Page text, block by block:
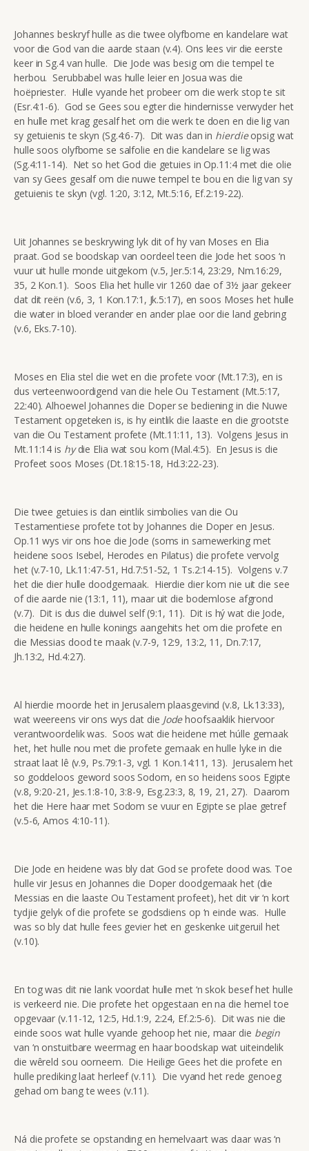
Johannes beskryf hulle as die twee olyfbome en kandelare wat
voor die God van die aarde staan (v.4). Ons lees vir die eerste
keer in Sg.4 van hulle. Die Jode was besig om die tempel te
herbou. Serubbabel was hulle leier en Josua was die
hoëpriester. Hulle vyande het probeer om die werk stop te sit
(Esr.4:1-6). God se Gees sou egter die hindernisse verwyder het
en hulle met krag gesalf het om die werk te doen en die lig van
sy getuienis te skyn (Sg.4:6-7). Dit was dan in hierdieopsig wat
hulle soos olyfbome se salfolie en die kandelare se lig was
(Sg.4:11-14). Net so het God die getuies in Op.11:4 met die olie
van sy Gees gesalf om die nuwe tempel te bou en die lig van sy
getuienis te skyn (vgl. 1:20, 3:12, Mt.5:16, Ef.2:19-22).
Uit Johannes se beskrywing lyk dit of hy van Moses en Elia
praat. God se boodskap van oordeel teen die Jode het soos ‘n
vuur uit hulle monde uitgekom (v.5, Jer.5:14, 23:29, Nm.16:29,
35, 2 Kon.1). Soos Elia het hulle vir 1260 dae of 3½ jaar gekeer
dat dit reën (v.6, 3, 1 Kon.17:1, Jk.5:17), en soos Moses het hulle
die water in bloed verander en ander plae oor die land gebring
(v.6, Eks.7-10).
Moses en Elia stel die wet en die profete voor (Mt.17:3), en is
dus verteenwoordigend van die hele Ou Testament (Mt.5:17,
22:40). Alhoewel Johannes die Doper se bediening in die Nuwe
Testament opgeteken is, is hy eintlik die laaste en die grootste
van die Ou Testament profete (Mt.11:11, 13). Volgens Jesus in
Mt.11:14 is hydie Elia wat sou kom (Mal.4:5). En Jesus is die
Profeet soos Moses (Dt.18:15-18, Hd.3:22-23).
Die twee getuies is dan eintlik simbolies van die Ou
Testamentiese profete tot by Johannes die Doper en Jesus.
Op.11 wys vir ons hoe die Jode (soms in samewerking met
heidene soos Isebel, Herodes en Pilatus) die profete vervolg
het (v.7-10, Lk.11:47-51, Hd.7:51-52, 1 Ts.2:14-15). Volgens v.7
het die dier hulle doodgemaak. Hierdie dier kom nie uit die see
of die aarde nie (13:1, 11), maar uit die bodemlose afgrond
(v.7). Dit is dus die duiwel self (9:1, 11). Dit is hý wat die Jode,
die heidene en hulle konings aangehits het om die profete en
die Messias dood te maak (v.7-9, 12:9, 13:2, 11, Dn.7:17,
Jh.13:2, Hd.4:27).
Al hierdie moorde het in Jerusalem plaasgevind (v.8, Lk.13:33),
wat weereens vir ons wys dat die Jodehoofsaaklik hiervoor
verantwoordelik was. Soos wat die heidene met húlle gemaak
het, het hulle nou met die profete gemaak en hulle lyke in die
straat laat lê (v.9, Ps.79:1-3, vgl. 1 Kon.14:11, 13). Jerusalem het
so goddeloos geword soos Sodom, en so heidens soos Egipte
(v.8, 9:20-21, Jes.1:8-10, 3:8-9, Esg.23:3, 8, 19, 21, 27). Daarom
het die Here haar met Sodom se vuur en Egipte se plae getref
(v.5-6, Amos 4:10-11).
Die Jode en heidene was bly dat God se profete dood was. Toe
hulle vir Jesus en Johannes die Doper doodgemaak het (die
Messias en die laaste Ou Testament profeet), het dit vir ‘n kort
tydjie gelyk of die profete se godsdiens op ‘n einde was. Hulle
was so bly dat hulle fees gevier het en geskenke uitgeruil het
(v.10).
En tog was dit nie lank voordat hulle met ‘n skok besef het hulle
is verkeerd nie. Die profete het opgestaan en na die hemel toe
opgevaar (v.11-12, 12:5, Hd.1:9, 2:24, Ef.2:5-6). Dit was nie die
einde soos wat hulle vyande gehoop het nie, maar die begin
van ‘n onstuitbare weermag en haar boodskap wat uiteindelik
die wêreld sou oorneem. Die Heilige Gees het die profete en
hulle prediking laat herleef (v.11). Die vyand het rede genoeg
gehad om bang te wees (v.11).
Ná die profete se opstanding en hemelvaart was daar was ‘n